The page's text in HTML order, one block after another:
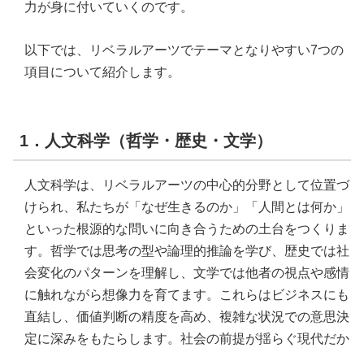
力が身に付いていくのです。
以下では、リベラルアーツでテーマとなりやすい7つの
項目について紹介します。
1．人文科学（哲学・歴史・文学）
人文科学は、リベラルアーツの中心的分野として位置づ
けられ、私たちが「なぜ生きるのか」「人間とは何か」
といった根源的な問いに向き合うための土台をつくりま
す。哲学では思考の型や論理的推論を学び、歴史では社
会変化のパターンを理解し、文学では他者の視点や感情
に触れながら想像力を育てます。これらはビジネスにも
直結し、価値判断の精度を高め、複雑な状況での意思決
定に深みをもたらします。社会の前提が揺らぐ現代だか